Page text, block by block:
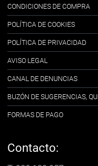
CONDICIONES DE COMPRA
POLÍTICA DE COOKIES
POLÍTICA DE PRIVACIDAD
AVISO LEGAL
CANAL DE DENUNCIAS
BUZÓN DE SUGERENCIAS,
FORMAS DE PAGO
Contacto: